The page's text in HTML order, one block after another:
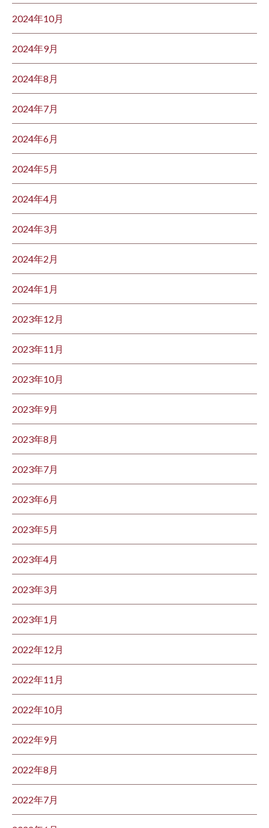
2024年10月
2024年9月
2024年8月
2024年7月
2024年6月
2024年5月
2024年4月
2024年3月
2024年2月
2024年1月
2023年12月
2023年11月
2023年10月
2023年9月
2023年8月
2023年7月
2023年6月
2023年5月
2023年4月
2023年3月
2023年1月
2022年12月
2022年11月
2022年10月
2022年9月
2022年8月
2022年7月